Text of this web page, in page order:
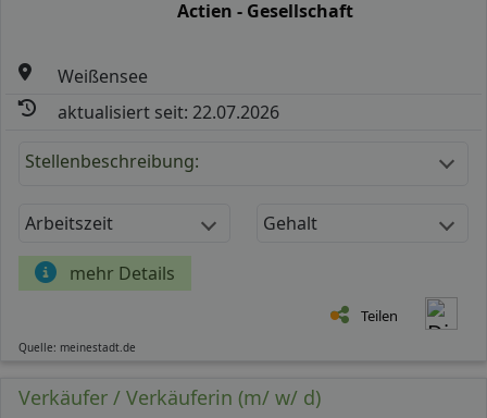
Actien - Gesellschaft
Weißensee
aktualisiert seit: 22.07.2026
Stellenbeschreibung:
Arbeitszeit Gehalt
mehr Details
Teilen
Quelle: meinestadt.de
Verkäufer / Verkäuferin (m/ w/ d)